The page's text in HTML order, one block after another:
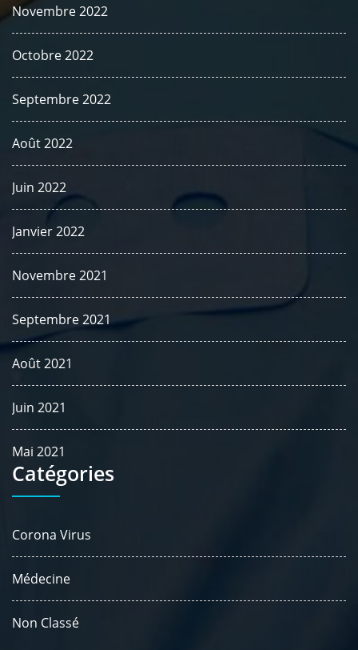
Novembre 2022
Octobre 2022
Septembre 2022
Août 2022
Juin 2022
Janvier 2022
Novembre 2021
Septembre 2021
Août 2021
Juin 2021
Mai 2021
Catégories
Corona Virus
Médecine
Non Classé